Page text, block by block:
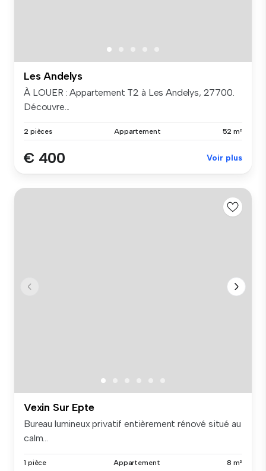
Les Andelys
À LOUER : Appartement T2 à Les Andelys, 27700.
Découvre...
2 pièces Appartement 52 m²
€ 400 Voir plus
Vexin Sur Epte
Bureau lumineux privatif entièrement rénové situé au
calm...
1 pièce Appartement 8 m²